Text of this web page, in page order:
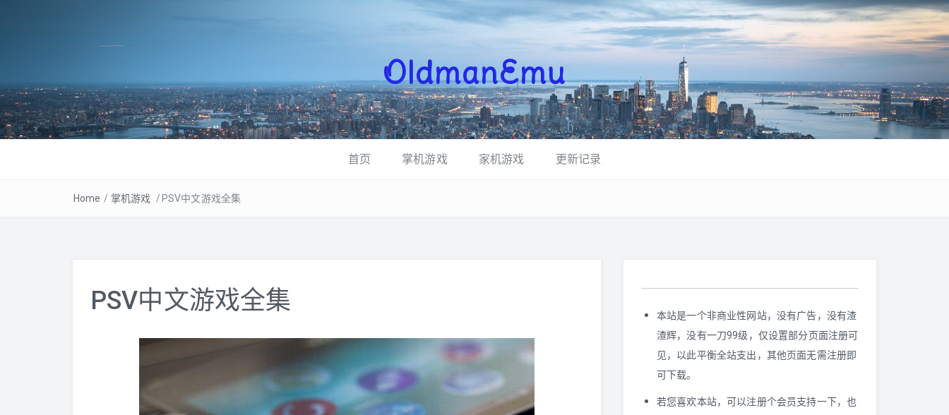
OldmanEmu
首页 掌机游戏 家机游戏 更新记录
Home / 掌机游戏 / PSV中文游戏全集
PSV中文游戏全集
本站是一个非商业性网站，没有广告，没有渣
渣辉，没有一刀99级，仅设置部分页面注册可
见，以此平衡全站支出，其他页面无需注册即
可下载。
若您喜欢本站，可以注册个会员支持一下，也